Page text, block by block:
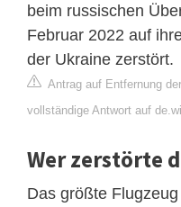
beim russischen
Februar 2022 auf
der Ukraine zerstört.
Antrag auf Entfernung
vollständige Antwort auf
Wer zerstörte
Das größte